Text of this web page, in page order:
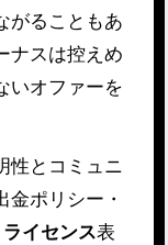
がることもあ
ナスは控えめ
いオファーを
性とコミュニ
ポリシー・
ライセンス表